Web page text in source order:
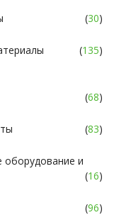
(30)
(135)
(68)
(83)
и
(16)
(96)